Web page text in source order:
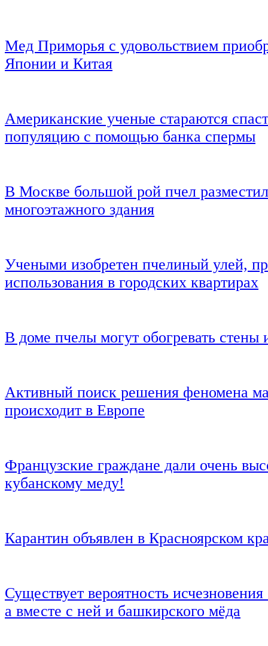
Мед Приморья с удовольствием
Японии и Китая
Американские ученые стараются
популяцию с помощью банка спермы
В Москве большой рой пчел
многоэтажного здания
Учеными изобретен пчелиный улей,
использования в городских квартирах
В доме пчелы могут обогревать стены
Активный поиск решения феномена
происходит в Европе
Французские граждане дали очень
кубанскому меду!
Карантин объявлен в Красноярском
Существует вероятность
а вместе с ней и башкирского мёда